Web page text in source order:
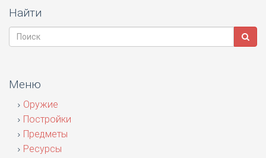
Найти
Меню
Оружие
Постройки
Предметы
Ресурсы